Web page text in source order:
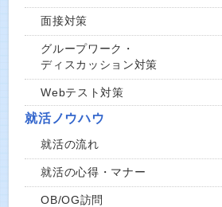
面接対策
グループワーク・
ディスカッション対策
Webテスト対策
就活ノウハウ
就活の流れ
就活の心得・マナー
OB/OG訪問